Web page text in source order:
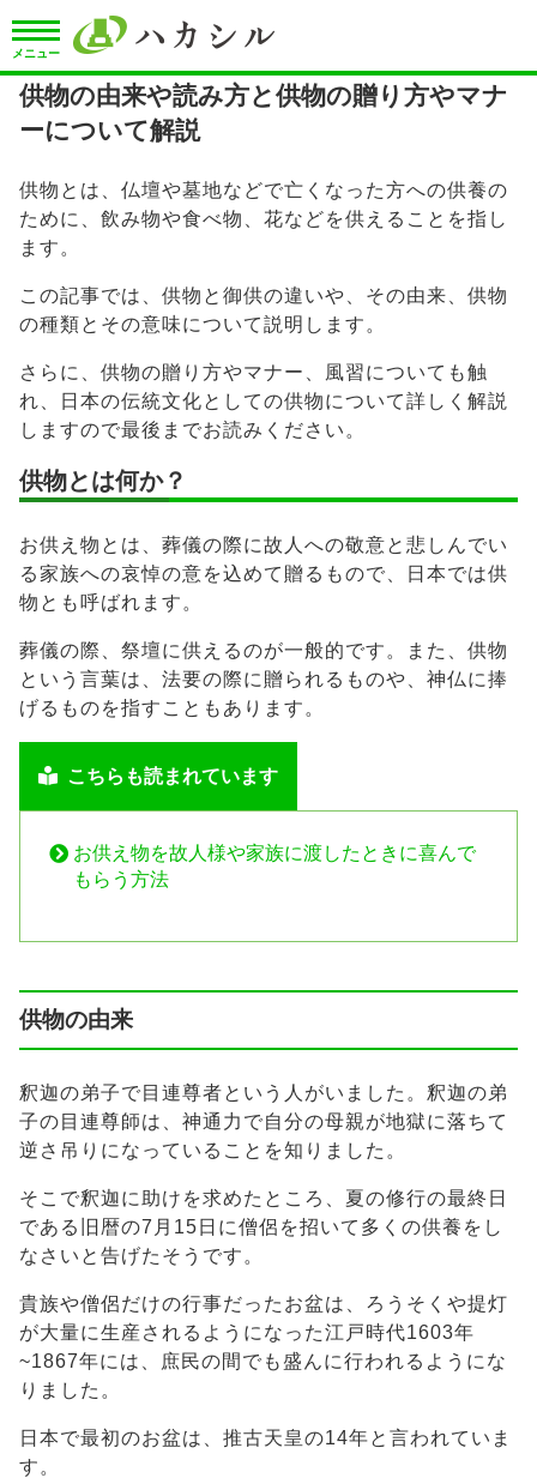
メニュー
供物の由来や読み方と供物の贈り方やマナ
ーについて解説
供物とは、仏壇や墓地などで亡くなった方への供養の
ために、飲み物や食べ物、花などを供えることを指し
ます。
この記事では、供物と御供の違いや、その由来、供物
の種類とその意味について説明します。
さらに、供物の贈り方やマナー、風習についても触
れ、日本の伝統文化としての供物について詳しく解説
しますので最後までお読みください。
供物とは何か？
お供え物とは、葬儀の際に故人への敬意と悲しんでい
る家族への哀悼の意を込めて贈るもので、日本では供
物とも呼ばれます。
葬儀の際、祭壇に供えるのが一般的です。また、供物
という言葉は、法要の際に贈られるものや、神仏に捧
げるものを指すこともあります。
こちらも読まれています
お供え物を故人様や家族に渡したときに喜んで
もらう方法
供物の由来
釈迦の弟子で目連尊者という人がいました。釈迦の弟
子の目連尊師は、神通力で自分の母親が地獄に落ちて
逆さ吊りになっていることを知りました。
そこで釈迦に助けを求めたところ、夏の修行の最終日
である旧暦の7月15日に僧侶を招いて多くの供養をし
なさいと告げたそうです。
貴族や僧侶だけの行事だったお盆は、ろうそくや提灯
が大量に生産されるようになった江戸時代1603年
~1867年には、庶民の間でも盛んに行われるようにな
りました。
日本で最初のお盆は、推古天皇の14年と言われていま
す。